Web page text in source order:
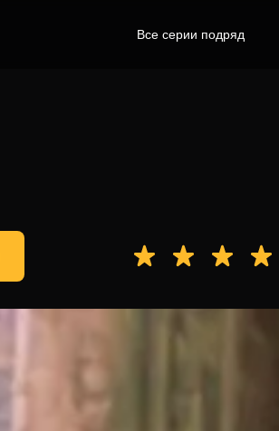
Все серии подряд